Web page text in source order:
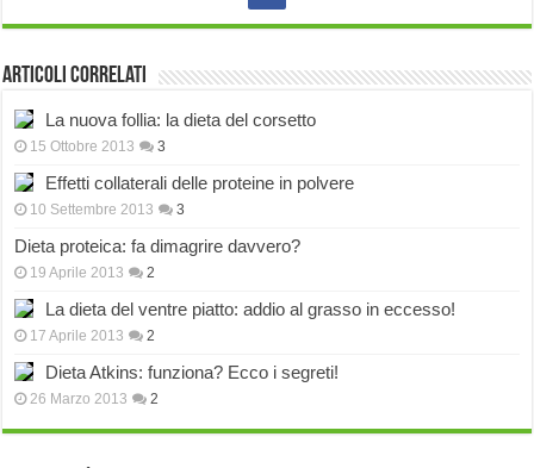
Articoli correlati
La nuova follia: la dieta del corsetto
15 Ottobre 2013 3
Effetti collaterali delle proteine in polvere
10 Settembre 2013 3
Dieta proteica: fa dimagrire davvero?
19 Aprile 2013 2
La dieta del ventre piatto: addio al grasso in eccesso!
17 Aprile 2013 2
Dieta Atkins: funziona? Ecco i segreti!
26 Marzo 2013 2